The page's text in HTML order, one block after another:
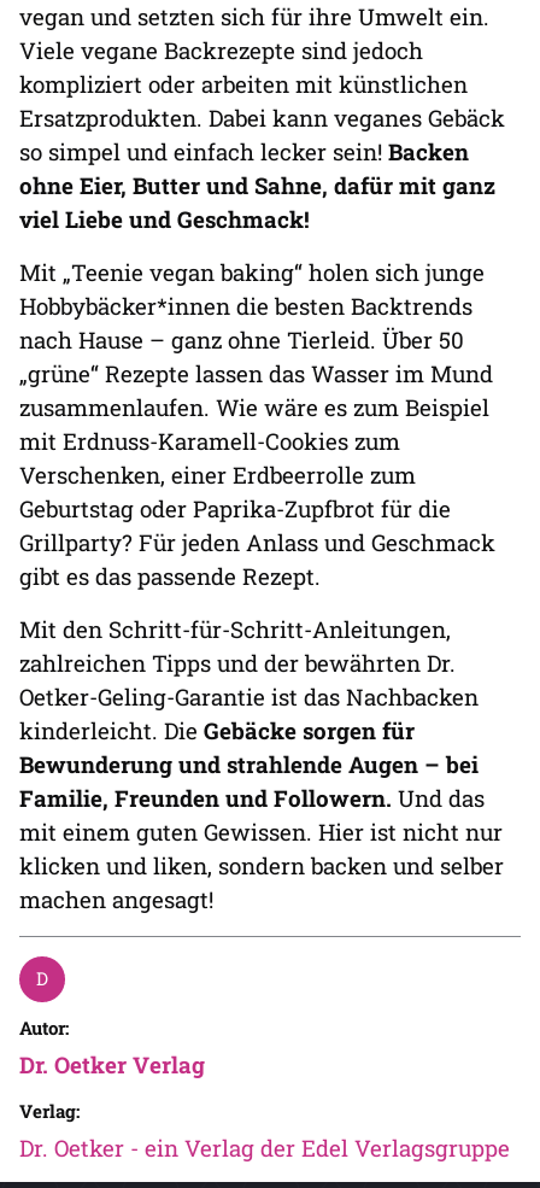
vegan und setzten sich für ihre Umwelt ein.
Viele vegane Backrezepte sind jedoch
kompliziert oder arbeiten mit künstlichen
Ersatzprodukten. Dabei kann veganes Gebäck
so simpel und einfach lecker sein! Backen
ohne Eier, Butter und Sahne, dafür mit ganz
viel Liebe und Geschmack!
Mit „Teenie vegan baking“ holen sich junge
Hobbybäcker*innen die besten Backtrends
nach Hause – ganz ohne Tierleid. Über 50
„grüne“ Rezepte lassen das Wasser im Mund
zusammenlaufen. Wie wäre es zum Beispiel
mit Erdnuss-Karamell-Cookies zum
Verschenken, einer Erdbeerrolle zum
Geburtstag oder Paprika-Zupfbrot für die
Grillparty? Für jeden Anlass und Geschmack
gibt es das passende Rezept.
Mit den Schritt-für-Schritt-Anleitungen,
zahlreichen Tipps und der bewährten Dr.
Oetker-Geling-Garantie ist das Nachbacken
kinderleicht. Die Gebäcke sorgen für
Bewunderung und strahlende Augen – bei
Familie, Freunden und Followern. Und das
mit einem guten Gewissen. Hier ist nicht nur
klicken und liken, sondern backen und selber
machen angesagt!
Autor:
Dr. Oetker Verlag
Verlag:
Dr. Oetker - ein Verlag der Edel Verlagsgruppe